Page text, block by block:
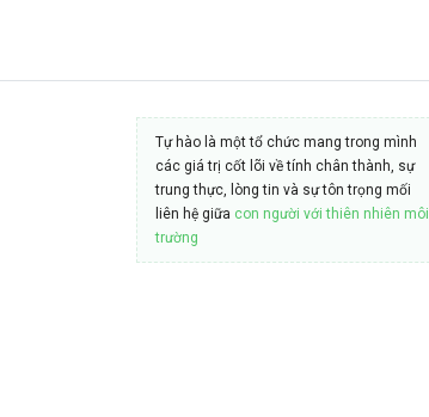
Tự hào là một tổ chức mang trong mình
các giá trị cốt lõi về tính chân thành, sự
trung thực, lòng tin và sự tôn trọng mối
liên hệ giữa con người với thiên nhiên môi
trường